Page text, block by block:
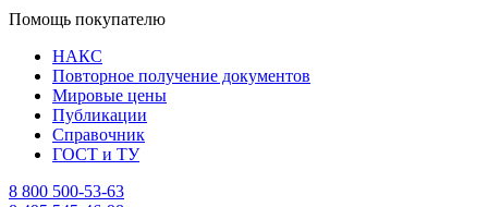
Помощь покупателю
НАКС
Повторное получение документов
Мировые цены
Публикации
Справочник
ГОСТ и ТУ
8 800 500-53-63